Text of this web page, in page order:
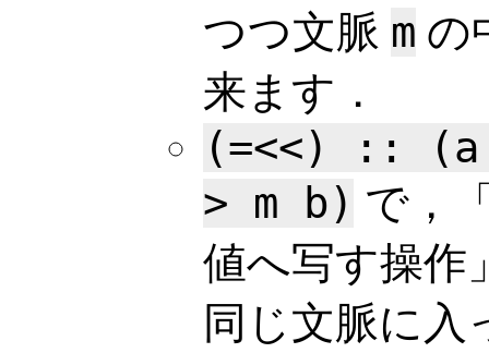
つつ文脈 m の
来ます．
(=<<) ::
> m b) で，
値へ写す操作
同じ文脈に入